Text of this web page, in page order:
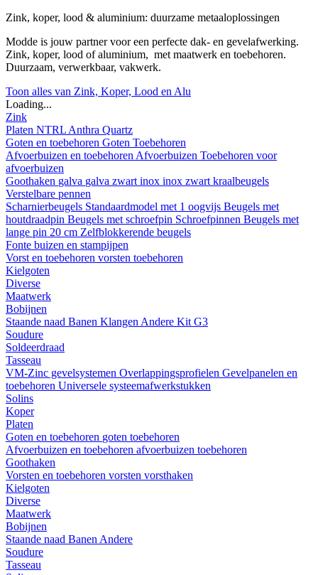
Zink, koper, lood & aluminium: duurzame metaaloplossingen
Modde is jouw partner voor een perfecte dak- en gevelafwerking.
Zink, koper, lood of aluminium, met maatwerk en toebehoren.
Duurzaam, verwerkbaar, vakwerk.
Toon alles van Zink, Koper, Lood en Alu
Loading...
Zink
Platen NTRL Anthra Quartz
Goten en toebehoren Goten Toebehoren
Afvoerbuizen en toebehoren Afvoerbuizen Toebehoren voor
afvoerbuizen
Goothaken galva galva zwart inox inox zwart kraalbeugels
Verstelbare pennen
Scharnierbeugels Standaardmodel met 1 oogvijs Beugels met
houtdraadpin Beugels met schroefpin Schroefpinnen Beugels met
lange pin 20 cm Zelfblokkerende beugels
Fonte buizen en stampijpen
Vorst en toebehoren vorsten toebehoren
Kielgoten
Diverse
Maatwerk
Bobijnen
Staande naad Banen Klangen Andere Kit G3
Soudure
Soldeerdraad
Tasseau
VM-Zinc gevelsystemen Overlappingsprofielen Gevelpanelen en
toebehoren Universele systeemafwerkstukken
Solins
Koper
Platen
Goten en toebehoren goten toebehoren
Afvoerbuizen en toebehoren afvoerbuizen toebehoren
Goothaken
Vorsten en toebehoren vorsten vorsthaken
Kielgoten
Diverse
Maatwerk
Bobijnen
Staande naad Banen Andere
Soudure
Tasseau